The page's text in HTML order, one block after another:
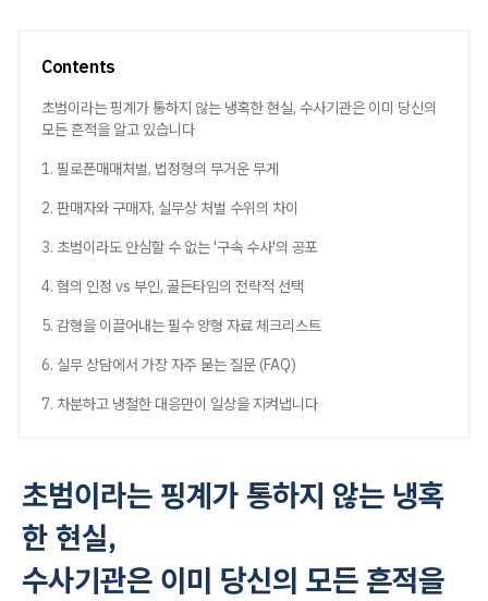
Contents
초범이라는 핑계가 통하지 않는 냉혹한 현실, 수사기관은 이미 당신의
모든 흔적을 알고 있습니다
1. 필로폰매매처벌, 법정형의 무거운 무게
2. 판매자와 구매자, 실무상 처벌 수위의 차이
3. 초범이라도 안심할 수 없는 '구속 수사'의 공포
4. 혐의 인정 vs 부인, 골든타임의 전략적 선택
5. 감형을 이끌어내는 필수 양형 자료 체크리스트
6. 실무 상담에서 가장 자주 묻는 질문 (FAQ)
7. 차분하고 냉철한 대응만이 일상을 지켜냅니다
초범이라는 핑계가 통하지 않는 냉혹
한 현실,
수사기관은 이미 당신의 모든 흔적을